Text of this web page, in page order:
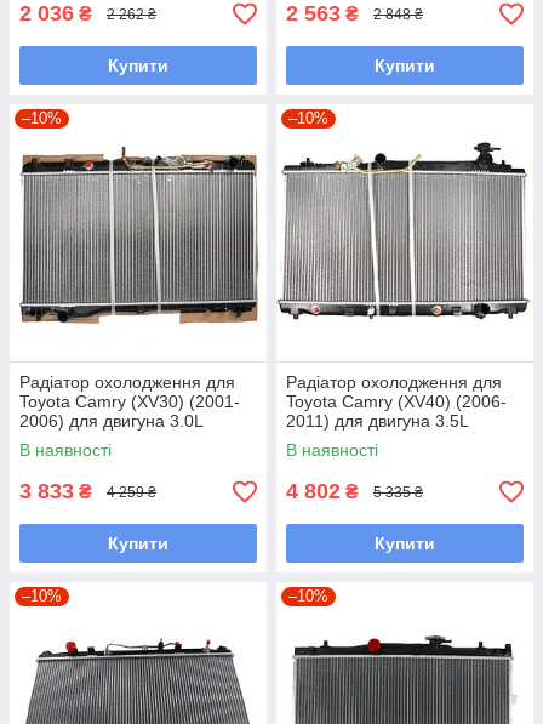
2 036 ₴ 2 262 ₴
Купити
2 563 ₴ 2 848 ₴
Купити
–10%
Радіатор охолодження для
Toyota Camry (XV30) (2001-
2006) для двигуна 3.0L
В наявності
3 833 ₴ 4 259 ₴
Купити
–10%
Радіатор охолодження для
Toyota Camry (XV40) (2006-
2011) для двигуна 3.5L
(АКПП)
В наявності
4 802 ₴ 5 335 ₴
Купити
–10% –10%